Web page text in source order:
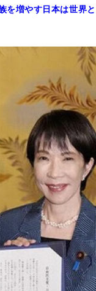
を増やす日本は世界と